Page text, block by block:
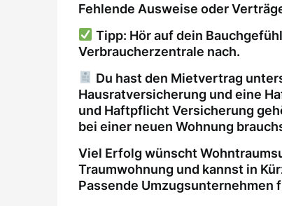
Fehlende Ausweise oder
Tipp: Hör auf dein
Verbraucherzentrale nach.
Du hast den Mietvertrag
Hausratversicherung und eine
und Haftpflicht Versicherung
bei einer neuen Wohnung
Viel Erfolg wünscht
Traumwohnung und kannst in
Passende Umzugsunternehmen